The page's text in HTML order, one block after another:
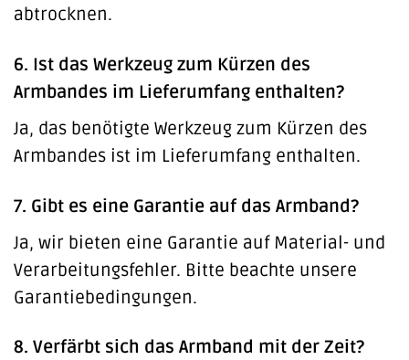
abtrocknen.
6. Ist das Werkzeug zum Kürzen des
Armbandes im Lieferumfang enthalten?
Ja, das benötigte Werkzeug zum Kürzen des
Armbandes ist im Lieferumfang enthalten.
7. Gibt es eine Garantie auf das Armband?
Ja, wir bieten eine Garantie auf Material- und
Verarbeitungsfehler. Bitte beachte unsere
Garantiebedingungen.
8. Verfärbt sich das Armband mit der Zeit?